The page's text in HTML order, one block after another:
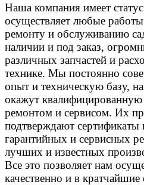
Наша компания имеет
осуществляет любые
ремонту и обслуживанию
наличии и под заказ,
различных запчастей и
технике. Мы постоянно
опыт и техническую базу,
окажут
ремонтом и сервисом. Их
подтверждают сертификаты
гарантийных и сервисных
лучших и известных
Все это позволяет нам
качественно и в кратчайшие